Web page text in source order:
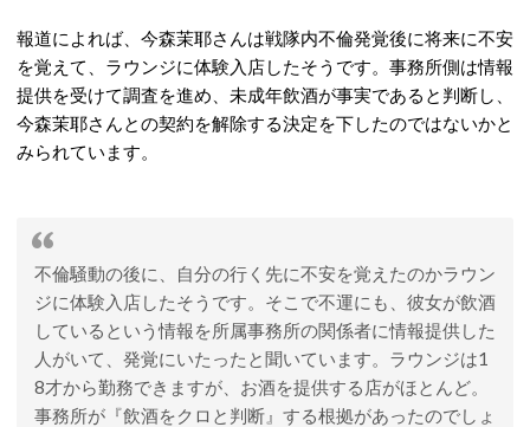
報道によれば、今森茉耶さんは戦隊内不倫発覚後に将来に不安
を覚えて、ラウンジに体験入店したそうです。事務所側は情報
提供を受けて調査を進め、未成年飲酒が事実であると判断し、
今森茉耶さんとの契約を解除する決定を下したのではないかと
みられています。
不倫騒動の後に、自分の行く先に不安を覚えたのかラウン
ジに体験入店したそうです。そこで不運にも、彼女が飲酒
しているという情報を所属事務所の関係者に情報提供した
人がいて、発覚にいたったと聞いています。ラウンジは1
8才から勤務できますが、お酒を提供する店がほとんど。
事務所が『飲酒をクロと判断』する根拠があったのでしょ